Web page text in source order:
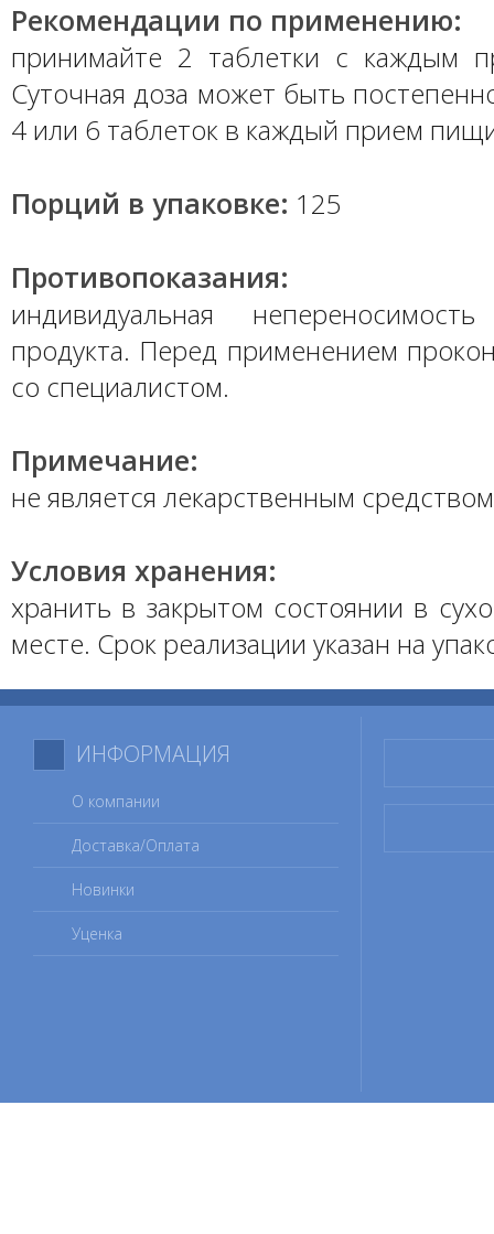
Рекомендации по применению:
принимайте 2 таблетки с каждым
Суточная доза может быть
4 или 6 таблеток в каждый прием
Порций в упаковке: 125
Противопоказания:
индивидуальная
продукта. Перед применением
со специалистом.
Примечание:
не является лекарственным
Условия хранения:
хранить в закрытом состоянии в
месте. Срок реализации указан на
ИНФОРМАЦИЯ
О компании
Доставка/Оплата
Новинки
Уценка